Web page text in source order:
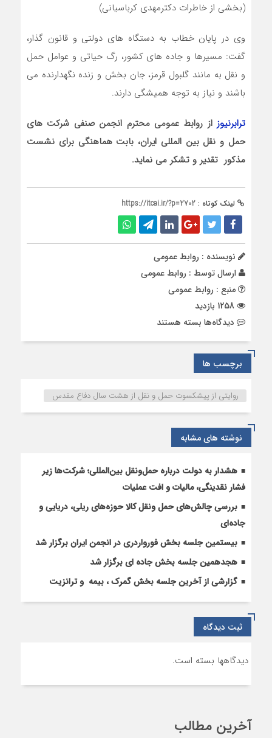
(بخشی از خاطرات دکترمهدی کرباسیانی)
وی در پایان خطاب به دستگاه های دولتی و قانون گذار،
گفت: مسیرها و جاده های کشور، رگ حیاتی و عوامل حمل
و نقل به مانند گلبول قرمز، جان بخش و زنده نگهدارنده می
باشند و نیاز به توجه همیشگی دارند.
ترابرنیوز از روابط عمومی محترم انجمن صنفی شرکت های
حمل و نقل بین المللی ایران، بابت هماهنگی برای نشست
مذکور تقدیر و تشکر می نماید.
لینک کوتاه : https://itcai.ir/?p=2702
نویسنده : روابط عمومی
ارسال توسط : روابط عمومی
منبع : روابط عمومی
دیدگاه‌ها برای
حمل
و
نقل
از
هشت
سال
مقدس
بسته هستند
برچسب ها
روایتی از پیشکسوت حمل و نقل از هشت سال دفاع مقدس
نوشته های مشابه
هشدار به دولت درباره حمل‌ونقل بین‌المللی؛ شرکت‌ها زیر
فشار نقدینگی، مالیات و افت عملیات
بررسی چالش‌های حمل ونقل کالا حوزه‌های ریلی، دریایی و
جاده‌ای
بیستمین جلسه بخش فورواردری در انجمن ایران برگزار شد
هجدهمین جلسه بخش جاده ای برگزار شد
گزارشی از آخرین جلسه بخش گمرک ، بیمه و ترانزیت
ثبت دیدگاه
دیدگاهها بسته است.
آخرین مطالب